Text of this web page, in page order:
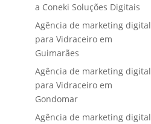
a Coneki Soluções Digitais
Agência de marketing digital
para Vidraceiro em
Guimarães
Agência de marketing digital
para Vidraceiro em
Gondomar
Agência de marketing digital